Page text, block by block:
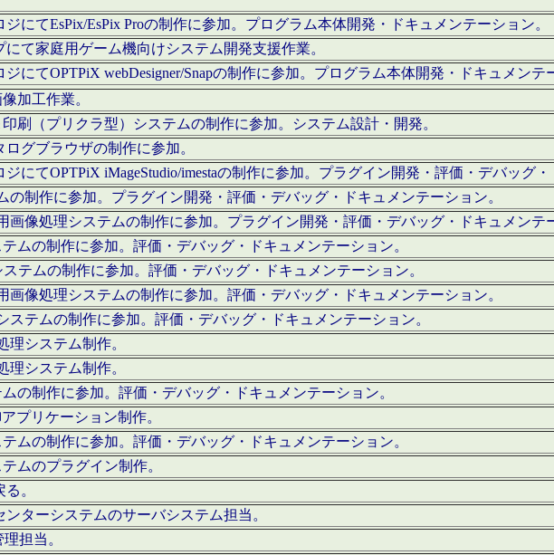
にてEsPix/EsPix Proの制作に参加。プログラム本体開発・ドキュメンテーション。
て家庭用ゲーム機向けシステム開発支援作業。
にてOPTPiX webDesigner/Snapの制作に参加。プログラム本体開発・ドキュメンテ
加工作業。
刷（プリクラ型）システムの制作に参加。システム設計・開発。
グブラウザの制作に参加。
にてOPTPiX iMageStudio/imestaの制作に参加。プラグイン開発・評価・デバッグ
の制作に参加。プラグイン開発・評価・デバッグ・ドキュメンテーション。
画像処理システムの制作に参加。プラグイン開発・評価・デバッグ・ドキュメンテ
ムの制作に参加。評価・デバッグ・ドキュメンテーション。
ステムの制作に参加。評価・デバッグ・ドキュメンテーション。
画像処理システムの制作に参加。評価・デバッグ・ドキュメンテーション。
ステムの制作に参加。評価・デバッグ・ドキュメンテーション。
理システム制作。
理システム制作。
の制作に参加。評価・デバッグ・ドキュメンテーション。
プリケーション制作。
ムの制作に参加。評価・デバッグ・ドキュメンテーション。
ムのプラグイン制作。
。
ターシステムのサーバシステム担当。
担当。